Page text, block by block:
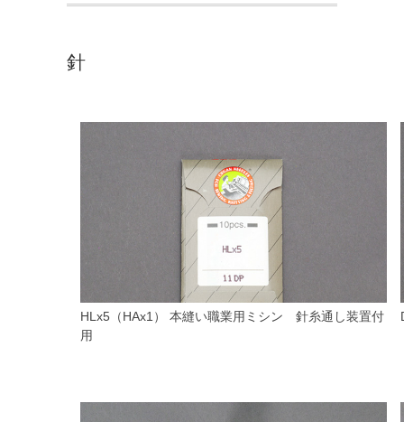
針
HLx5（HAx1） 本縫い職業用ミシン 針糸通し装置付
用